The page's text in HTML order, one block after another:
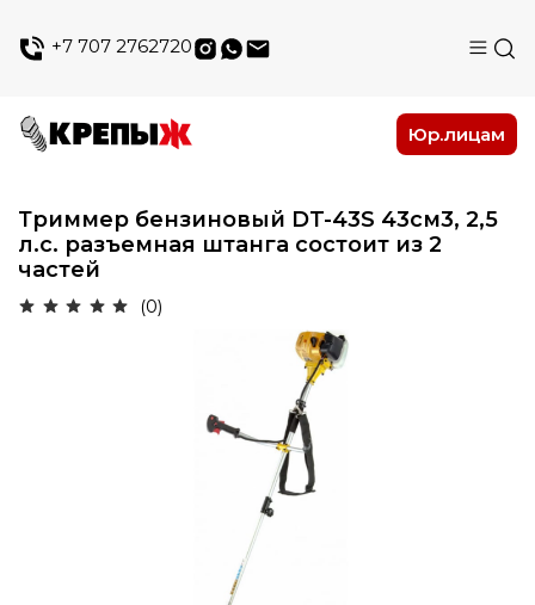
+7 707 2762720
Юр.лицам
Триммер бензиновый DT-43S 43см3, 2,5
л.с. разъемная штанга состоит из 2
частей
(0)